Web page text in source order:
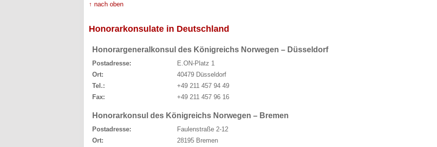
↑ nach oben
Honorarkonsulate in Deutschland
Honorargeneralkonsul des Königreichs Norwegen – Düsseldorf
Postadresse:
E.ON-Platz 1
Ort:
40479 Düsseldorf
Tel.:
+49 211 457 94 49
Fax:
+49 211 457 96 16
Honorarkonsul des Königreichs Norwegen – Bremen
Postadresse:
Faulenstraße 2-12
Ort:
28195 Bremen